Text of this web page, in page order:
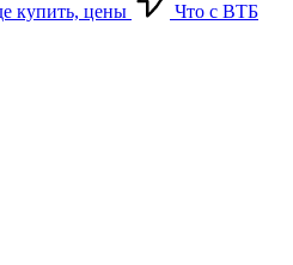
купить, цены
Что с ВТБ